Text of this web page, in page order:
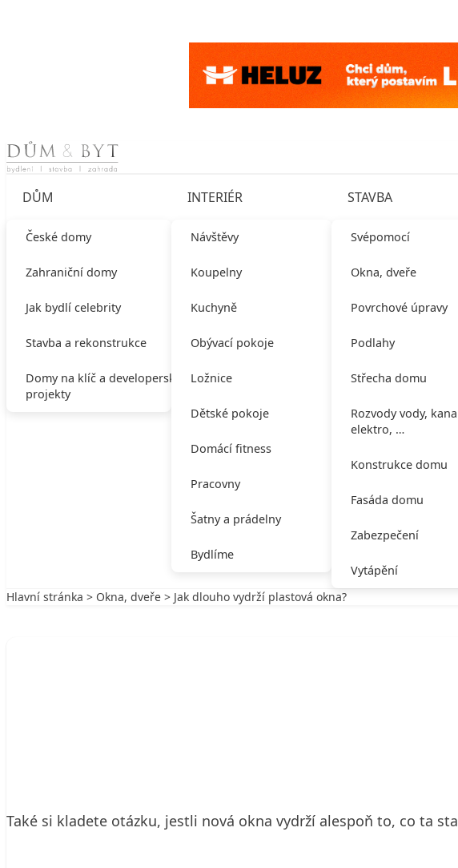
Skip to content
DŮM
České domy
Zahraniční domy
Jak bydlí celebrity
Stavba a rekonstrukce
Domy na klíč a developerské
projekty
INTERIÉR
Návštěvy
Koupelny
Kuchyně
Obývací pokoje
Ložnice
Dětské pokoje
Domácí fitness
Pracovny
Šatny a prádelny
Bydlíme
STAVBA
Svépomocí
Okna, dveře
Povrchové úpravy
Podlahy
Střecha domu
Rozvody vody,
elektro, …
Konstrukce domu
Fasáda domu
Zabezpečení
Vytápění
Hlavní stránka > Okna, dveře > Jak dlouho vydrží plastová okna?
Také si kladete otázku, jestli nová okna vydrží alespoň to, co ta